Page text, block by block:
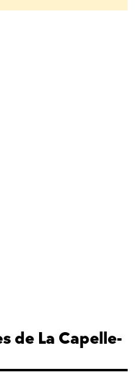
de La Capelle-